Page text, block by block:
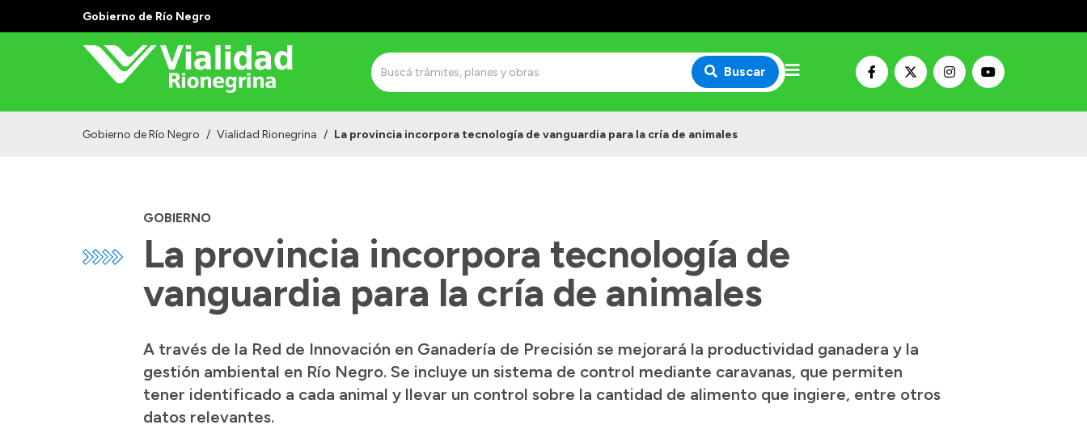
Gobierno de Río Negro
Buscar
Gobierno de Río Negro / Vialidad Rionegrina / La provincia incorpora tecnología de vanguardia para la cría de animales
GOBIERNO
La provincia incorpora tecnología de
vanguardia para la cría de animales
A través de la Red de Innovación en Ganadería de Precisión se mejorará la productividad ganadera y la
gestión ambiental en Río Negro. Se incluye un sistema de control mediante caravanas, que permiten
tener identificado a cada animal y llevar un control sobre la cantidad de alimento que ingiere, entre otros
datos relevantes.